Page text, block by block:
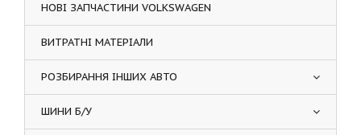
НОВІ ЗАПЧАСТИНИ VOLKSWAGEN
ВИТРАТНІ МАТЕРІАЛИ
РОЗБИРАННЯ ІНШИХ АВТО
ШИНИ Б/У